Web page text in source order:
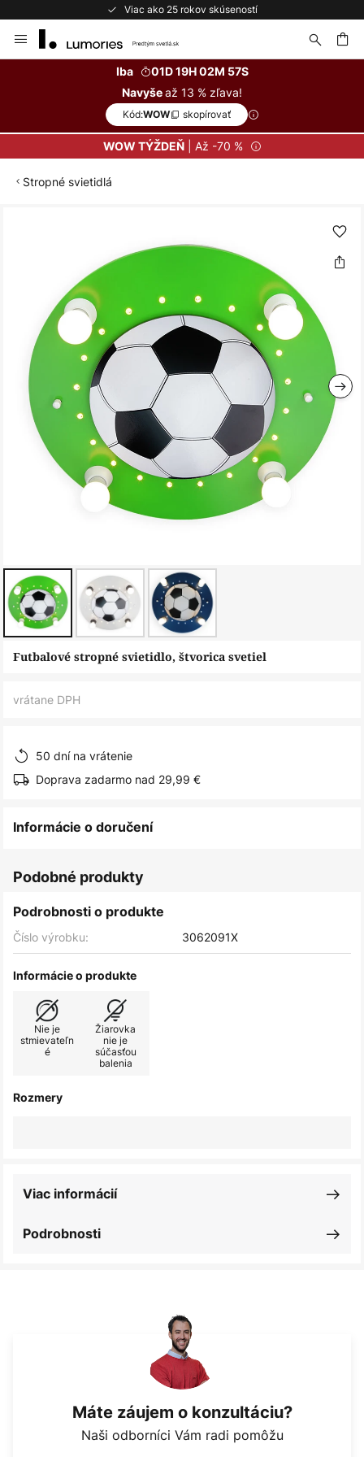
Viac ako 25 rokov skúseností
to
Iba
01D 19H 02M 56S
Navyšeaž 13 % zľava!
Kód:WOW skopírovať
WOW TÝŽDEŇ| Až -70 %
Stropné svietidlá
obrázkov
Preskočiť
Futbalové stropné svietidlo, štvorica svetiel
vrátane DPH
50 dní na vrátenie
Doprava zadarmo nad 29,99 €
Informácie o doručení
Podobné produkty
Podrobnosti o produkte
Číslo výrobku: 3062091X
Informácie o produkte
Nie je
stmievateľn
é
Žiarovka
nie je
súčasťou
balenia
Rozmery
Podrobnosti
Viac informácií
Máte záujem o konzultáciu?
Naši odborníci Vám radi pomôžu